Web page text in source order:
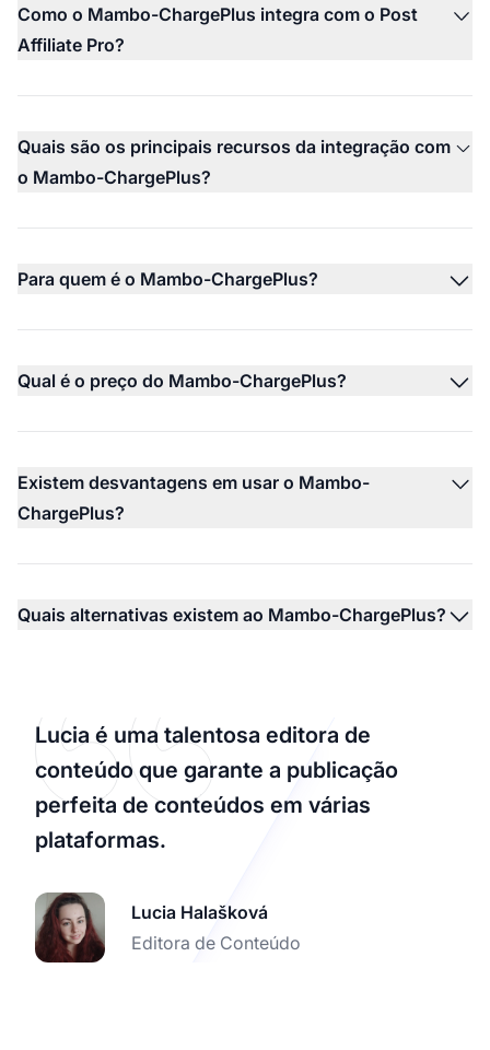
Como o Mambo-ChargePlus integra com o Post
Affiliate Pro?
Quais são os principais recursos da integração com
o Mambo-ChargePlus?
Para quem é o Mambo-ChargePlus?
Qual é o preço do Mambo-ChargePlus?
Existem desvantagens em usar o Mambo-
ChargePlus?
Quais alternativas existem ao Mambo-ChargePlus?
Lucia é uma talentosa editora de
conteúdo que garante a publicação
perfeita de conteúdos em várias
plataformas.
Lucia Halašková
Editora de Conteúdo